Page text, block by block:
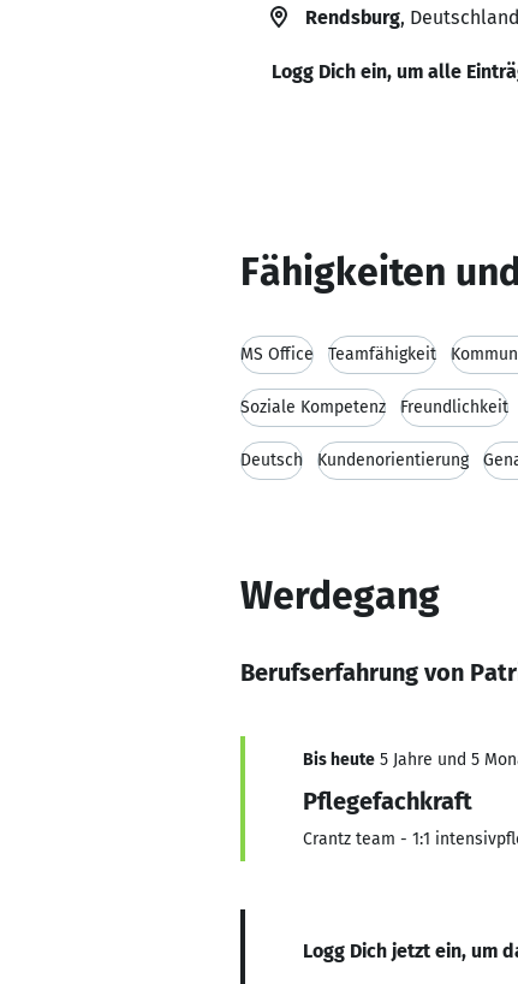
Rendsburg, Deutschland
Logg Dich ein, um alle
Fähigkeiten
MS Office Teamfähigkeit
Soziale Kompetenz Freundlichkeit
Deutsch Kundenorientierung
Werdegang
Berufserfahrung von
Bis heute 5 Jahre und 5
Pflegefachkraft
Crantz team - 1:1
Logg Dich jetzt ein, um